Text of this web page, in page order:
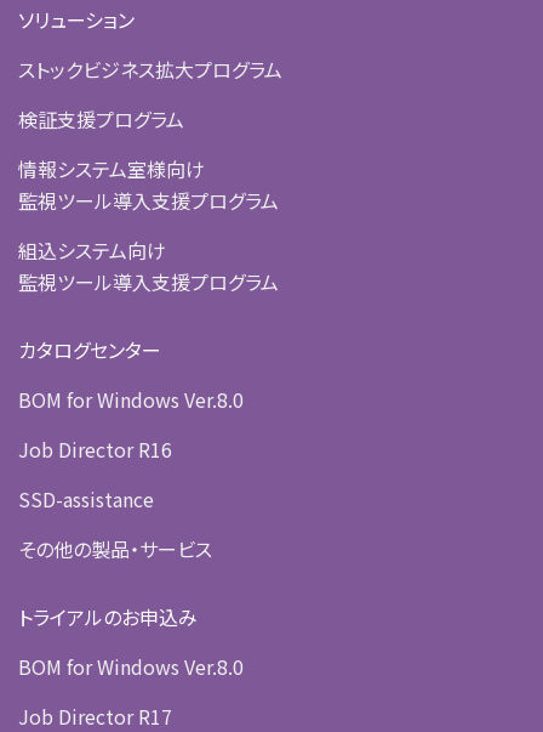
ソリューション
ストックビジネス拡大プログラム
検証支援プログラム
情報システム室様向け
監視ツール導入支援プログラム
組込システム向け
監視ツール導入支援プログラム
カタログセンター
BOM for Windows Ver.8.0
Job Director R16
SSD-assistance
その他の製品・サービス
トライアルのお申込み
BOM for Windows Ver.8.0
Job Director R17